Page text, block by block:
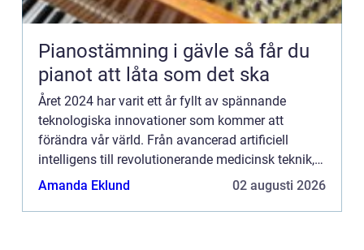
Pianostämning i gävle så får du
pianot att låta som det ska
Året 2024 har varit ett år fyllt av spännande
teknologiska innovationer som kommer att
förändra vår värld. Från avancerad artificiell
intelligens till revolutionerande medicinsk teknik,
kommer dessa framste...
Amanda Eklund 02 augusti 2026